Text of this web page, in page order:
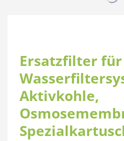
Ersatzfilter
Aktivkohle,